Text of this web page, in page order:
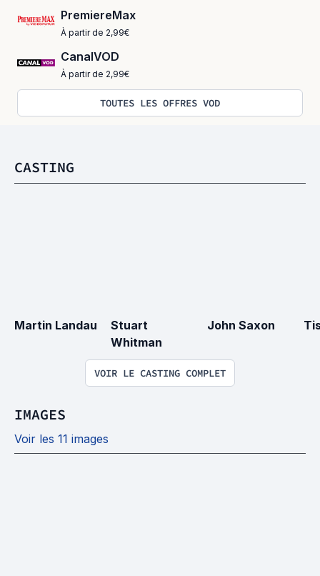
PremiereMax
À partir de 2,99€
CanalVOD
À partir de 2,99€
TOUTES LES OFFRES VOD
CASTING
Martin Landau
Stuart
Whitman
John Saxon
VOIR LE CASTING COMPLET
IMAGES
Voir les 11 images